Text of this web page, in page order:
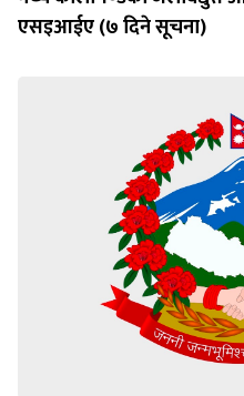
एसइआईए (७ दिने सूचना)